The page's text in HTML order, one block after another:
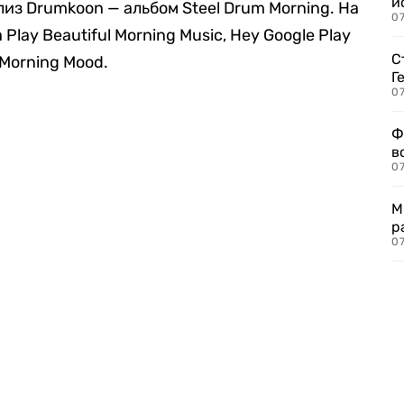
Drumkoon — альбом Steel Drum Morning. На
Beautiful Morning Music, Hey Google Play
Mood.